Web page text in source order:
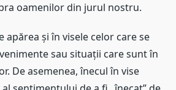
oamenilor din jurul nostru.
apărea și în visele celor care se
sau situații care sunt în
De asemenea, înecul în vise